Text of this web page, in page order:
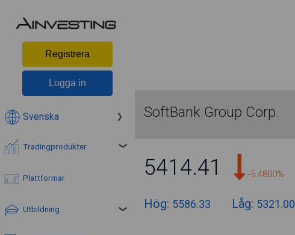
Registrera
Logga in
Svenska
Tradingprodukter
Plattformar
Utbildning
SoftBank Group Corp.
5412.25 -5.5100%
Hög: 5586.33 Låg: 5321.00